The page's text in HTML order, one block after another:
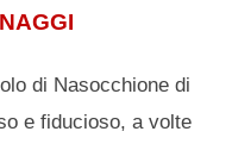
di Nasocchione di
e fiducioso, a volte